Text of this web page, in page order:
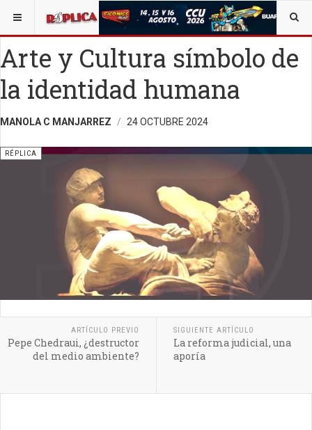
ESTÁ AQUÍ: VIDA Y SOCIEDAD
Arte y Cultura símbolo de
la identidad humana
MANOLA C MANJARREZ 24 OCTUBRE 2024
RÉPLICA
ARTÍCULO PREVIO
Pepe Chedraui, ¿destructor
del medio ambiente?
SIGUIENTE ARTÍCULO
La reforma judicial, una
aporía